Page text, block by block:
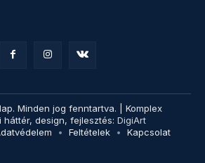
Minden jog fenntartva. | Komplex
háttér, design, fejlesztés: DigiArt
Feltételek Kapcsolat